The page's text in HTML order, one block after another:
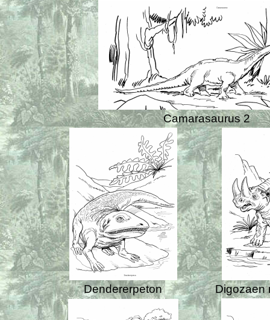
Camarasaurus 2
Dendererpeton Digozaen